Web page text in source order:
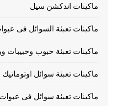
ماكينات اندكشن سيل
ماكينات تعبئة السوائل فى
ماكينات تعبئة حبوب وحبيبات
ماكينات تعبئة سوائل اوتوماتيك
ماكينات تعبئة سوائل فى عبوات